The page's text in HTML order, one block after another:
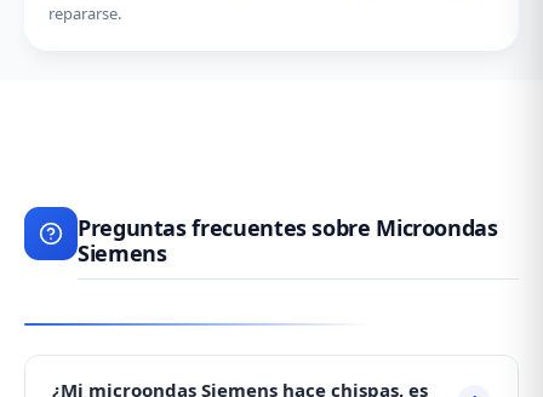
repararse.
Preguntas frecuentes sobre Microondas
Siemens
¿Mi microondas Siemens hace chispas, es